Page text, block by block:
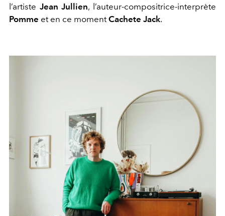
l’artiste Jean Jullien, l’auteur-compositrice-interprète
Pomme et en ce momentCachete Jack.